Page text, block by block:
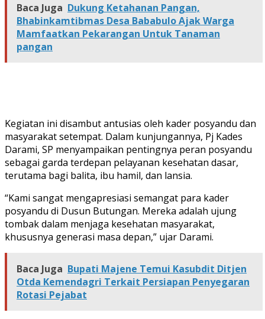
Baca Juga Dukung Ketahanan Pangan,
Bhabinkamtibmas Desa Bababulo Ajak Warga
Mamfaatkan Pekarangan Untuk Tanaman
pangan
Kegiatan ini disambut antusias oleh kader posyandu dan
masyarakat setempat. Dalam kunjungannya, Pj Kades
Darami, SP menyampaikan pentingnya peran posyandu
sebagai garda terdepan pelayanan kesehatan dasar,
terutama bagi balita, ibu hamil, dan lansia.
“Kami sangat mengapresiasi semangat para kader
posyandu di Dusun Butungan. Mereka adalah ujung
tombak dalam menjaga kesehatan masyarakat,
khususnya generasi masa depan,” ujar Darami.
Baca Juga Bupati Majene Temui Kasubdit Ditjen
Otda Kemendagri Terkait Persiapan Penyegaran
Rotasi Pejabat